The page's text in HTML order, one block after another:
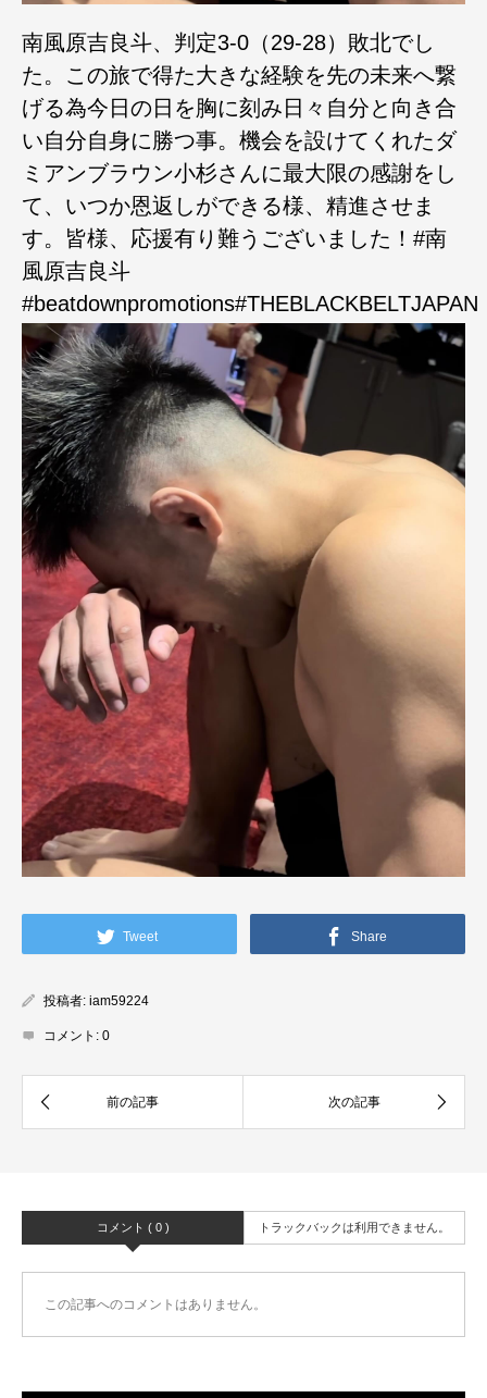
南風原吉良斗、判定3-0（29-28）敗北でし
た。この旅で得た大きな経験を先の未来へ繋
げる為今日の日を胸に刻み日々自分と向き合
い自分自身に勝つ事。機会を設けてくれたダ
ミアンブラウン小杉さんに最大限の感謝をし
て、いつか恩返しができる様、精進させま
す。皆様、応援有り難うございました！#南
風原吉良斗
#beatdownpromotions#THEBLACKBELTJAPAN
Tweet Share
投稿者: iam59224
コメント: 0
コメント ( 0 ) トラックバックは利用できません。
この記事へのコメントはありません。